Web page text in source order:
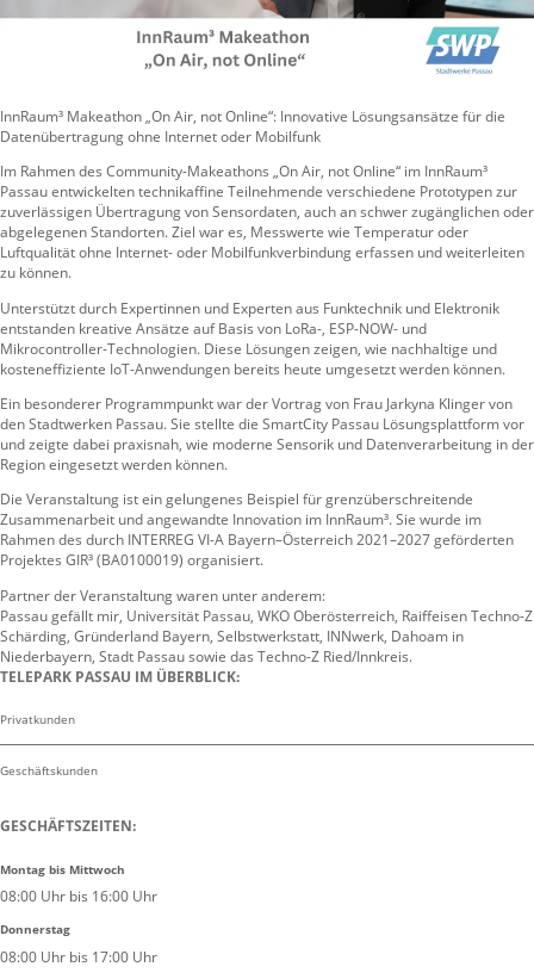
InnRaum³ Makeathon „On Air, not Online“: Innovative Lösungsansätze für die
Datenübertragung ohne Internet oder Mobilfunk
Im Rahmen des Community-Makeathons „On Air, not Online“ im InnRaum³
Passau entwickelten technikaffine Teilnehmende verschiedene Prototypen zur
zuverlässigen Übertragung von Sensordaten, auch an schwer zugänglichen oder
abgelegenen Standorten. Ziel war es, Messwerte wie Temperatur oder
Luftqualität ohne Internet- oder Mobilfunkverbindung erfassen und weiterleiten
zu können.
Unterstützt durch Expertinnen und Experten aus Funktechnik und Elektronik
entstanden kreative Ansätze auf Basis von LoRa-, ESP-NOW- und
Mikrocontroller-Technologien. Diese Lösungen zeigen, wie nachhaltige und
kosteneffiziente IoT-Anwendungen bereits heute umgesetzt werden können.
Ein besonderer Programmpunkt war der Vortrag von Frau Jarkyna Klinger von
den Stadtwerken Passau. Sie stellte die SmartCity Passau Lösungsplattform vor
und zeigte dabei praxisnah, wie moderne Sensorik und Datenverarbeitung in der
Region eingesetzt werden können.
Die Veranstaltung ist ein gelungenes Beispiel für grenzüberschreitende
Zusammenarbeit und angewandte Innovation im InnRaum³. Sie wurde im
Rahmen des durch INTERREG VI-A Bayern–Österreich 2021–2027 geförderten
Projektes GIR³ (BA0100019) organisiert.
Partner der Veranstaltung waren unter anderem:
Passau gefällt mir, Universität Passau, WKO Oberösterreich, Raiffeisen Techno-Z
Schärding, Gründerland Bayern, Selbstwerkstatt, INNwerk, Dahoam in
Niederbayern, Stadt Passau sowie das Techno-Z Ried/Innkreis.
TELEPARK PASSAU IM ÜBERBLICK:
Privatkunden
Geschäftskunden
GESCHÄFTSZEITEN:
Montag bis Mittwoch
08:00 Uhr bis 16:00 Uhr
Donnerstag
08:00 Uhr bis 17:00 Uhr